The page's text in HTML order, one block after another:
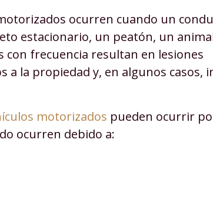
ocurren cuando un
estacionario, un peatón, un
con frecuencia resultan en lesiones
a la propiedad y, en algunos casos,
motorizados pueden ocurrir
ocurren debido a: